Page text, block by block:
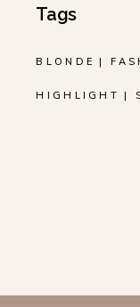
Tags
BLONDE
HIGHLIGHT